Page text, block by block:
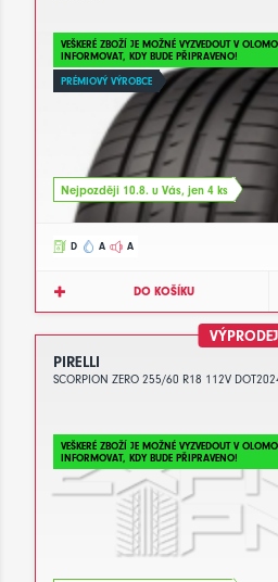
VEŠKERÉ ZBOŽÍ JE MOŽNÉ VYZVEDOUT V
INFORMOVAT, KDY BUDE PŘIPRAVENO!
PRÉMIOVÝ VÝROBCE
Nejpozději 10.8. u Vás, jen 4 ks
D A A
DO KOŠÍKU
VÝPRODEJ
PIRELLI
SCORPION ZERO 255/60 R18 112V
VEŠKERÉ ZBOŽÍ JE MOŽNÉ VYZVEDOUT V
INFORMOVAT, KDY BUDE PŘIPRAVENO!